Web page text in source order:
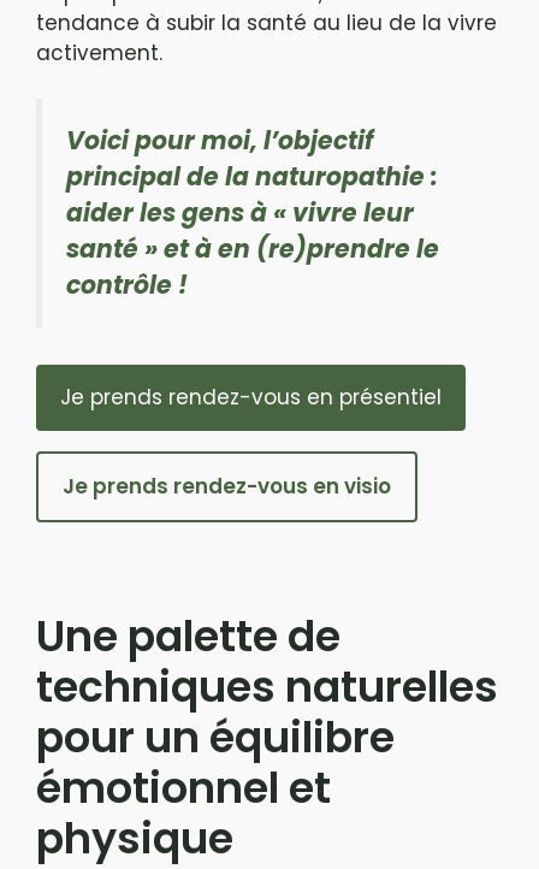
tendance à subir la santé au lieu de la vivre
activement.
Voici pour moi, l’objectif
principal de la naturopathie :
aider les gens à « vivre leur
santé » et à en (re)prendre le
contrôle !
Je prends rendez-vous en présentiel
Je prends rendez-vous en visio
Une palette de
techniques naturelles
pour un équilibre
émotionnel et
physique